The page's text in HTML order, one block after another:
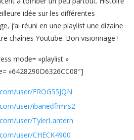
idée sur les différentes
j’ai réuni en une playlist une dizaine
chaînes Youtube. Bon visionnage !
mode= »playlist »
»6428290D6326CC08″]
user/FROG55JQN
user/ibanedfrmrs2
user/TylerLantern
user/CHECK4900